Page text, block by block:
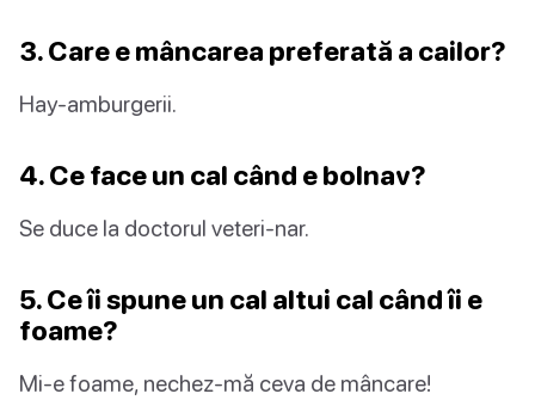
3. Care e mâncarea preferată a cailor?
Hay-amburgerii.
4. Ce face un cal când e bolnav?
Se duce la doctorul veteri-nar.
5. Ce îi spune un cal altui cal când îi e
foame?
Mi-e foame, nechez-mă ceva de mâncare!